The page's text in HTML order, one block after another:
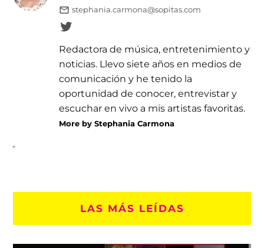
stephania.carmona@sopitas.com
Redactora de música, entretenimiento y
noticias. Llevo siete años en medios de
comunicación y he tenido la
oportunidad de conocer, entrevistar y
escuchar en vivo a mis artistas favoritas.
More by Stephania Carmona
LAS MÁS LEÍDAS